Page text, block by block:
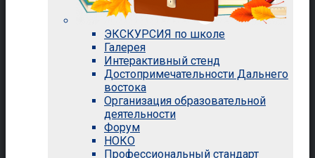
ЭКСКУРСИЯ по школе
Галерея
Интерактивный стенд
Достопримечательности Дальнего
востока
Организация образовательной
деятельности
Форум
НОКО
Профессиональный стандарт